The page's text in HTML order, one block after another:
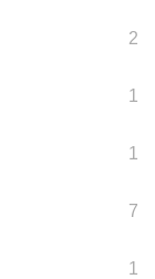
2
1
1
7
1